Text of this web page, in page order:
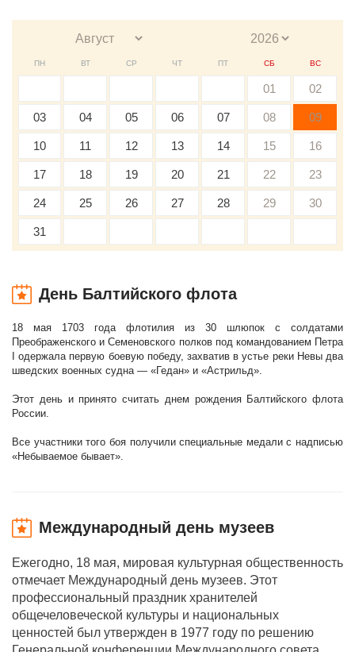
ПН ВТ СР ЧТ ПТ СБ ВС
01 02
03 04 05 06 07 08 09
10 11 12 13 14 15 16
17 18 19 20 21 22 23
24 25 26 27 28 29 30
31
День Балтийского флота
18 мая 1703 года флотилия из 30 шлюпок с солдатами
Преображенского и Семеновского полков под командованием Петра
I одержала первую боевую победу, захватив в устье реки Невы два
шведских военных судна — «Гедан» и «Астрильд».
Этот день и принято считать днем рождения Балтийского флота
России.
Все участники того боя получили специальные медали с надписью
«Небываемое бывает».
Международный день музеев
Ежегодно, 18 мая, мировая культурная общественность
отмечает Международный день музеев. Этот
профессиональный праздник хранителей
общечеловеческой культуры и национальных
ценностей был утвержден в 1977 году по решению